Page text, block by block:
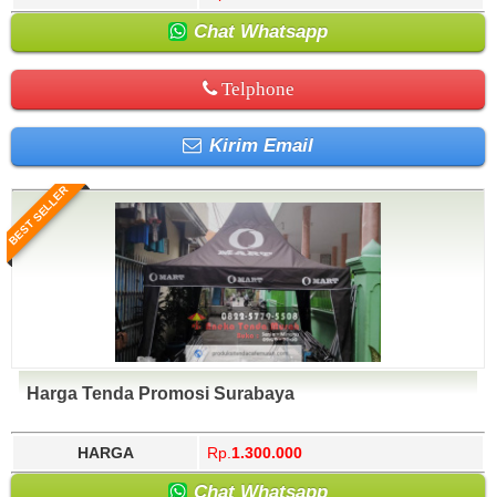
Chat Whatsapp
Telphone
Kirim Email
BEST SELLER
Harga Tenda Promosi Surabaya
HARGA Rp. 1.300.000
Chat Whatsapp